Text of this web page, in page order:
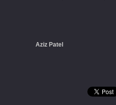
Aziz Patel